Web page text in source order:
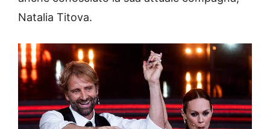
Natalia Titova.